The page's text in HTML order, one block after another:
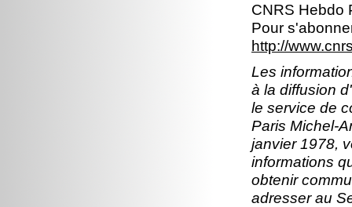
CNRS Hebdo
Pour
http://
Les
à la diffusion
le service de
Paris Michel-
janvier 1978,
informations
obtenir
adresser au